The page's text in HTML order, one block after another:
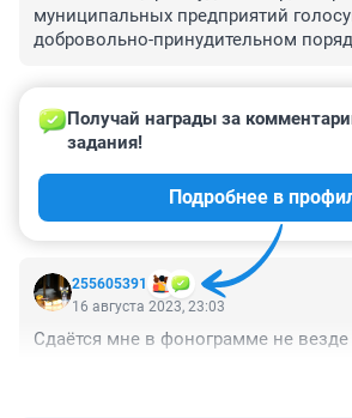
муниципальных предприятий
добровольно-принудительном
срубить
Гость
16 августа 2023, 23:18
А мизинчик от смычка лучше не
замечание не делает?
255605391
Получай награды за
задания!
Подробнее в
16 августа 2023, 23:03
Сдаётся мне в фонограмме не везде